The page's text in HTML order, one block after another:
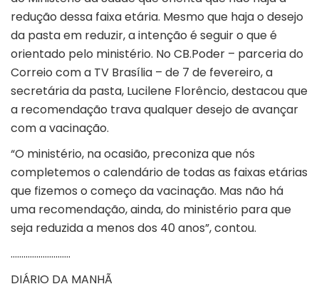
redução dessa faixa etária. Mesmo que haja o desejo
da pasta em reduzir, a intenção é seguir o que é
orientado pelo ministério. No CB.Poder – parceria do
Correio com a TV Brasília – de 7 de fevereiro, a
secretária da pasta, Lucilene Florêncio, destacou que
a recomendação trava qualquer desejo de avançar
com a vacinação.
“O ministério, na ocasião, preconiza que nós
completemos o calendário de todas as faixas etárias
que fizemos o começo da vacinação. Mas não há
uma recomendação, ainda, do ministério para que
seja reduzida a menos dos 40 anos”, contou.
……………………….
DIÁRIO DA MANHÃ